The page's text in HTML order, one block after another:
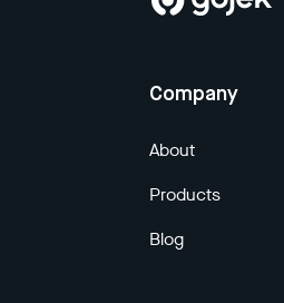
Company
About
Products
Blog